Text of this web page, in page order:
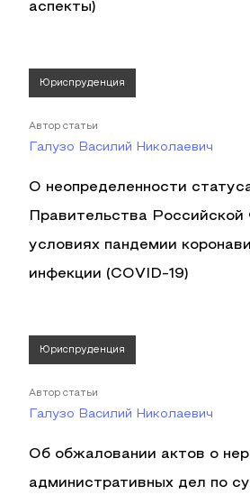
аспекты)
Юриспруденция
Автор статьи
Галузо Василий Николаевич
О неопределенности
Правительства
условиях пандемии
инфекции (COVID-19)
Юриспруденция
Автор статьи
Галузо Василий Николаевич
Об обжаловании актов о
административных дел по